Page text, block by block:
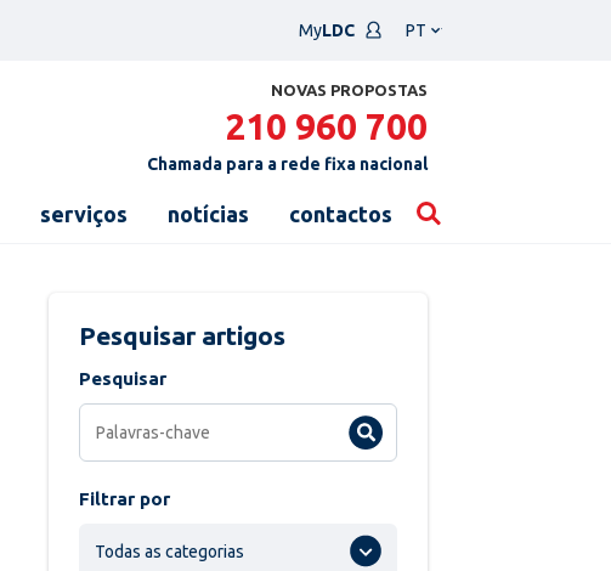
MyLDC
um
NOVAS PROPOSTAS
210 960 700
Chamada para a rede fixa nacional
serviços notícias contactos
Pesquisar artigos
Pesquisar
Filtrar por
Todas as categorias